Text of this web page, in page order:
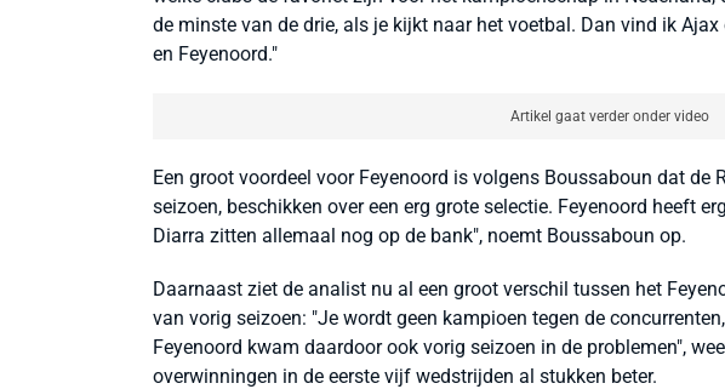
de minste van de drie, als je kijkt naar het voetbal. Dan vind ik
en Feyenoord."
Artikel gaat verder onder video
Een groot voordeel voor Feyenoord is volgens Boussaboun dat de
seizoen, beschikken over een erg grote selectie. Feyenoord heeft
Diarra zitten allemaal nog op de bank", noemt Boussaboun op.
Daarnaast ziet de analist nu al een groot verschil tussen het
van vorig seizoen: "Je wordt geen kampioen tegen de
Feyenoord kwam daardoor ook vorig seizoen in de problemen",
overwinningen in de eerste vijf wedstrijden al stukken beter.